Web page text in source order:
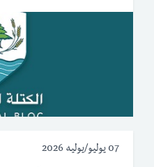
07 يوليو/يوليه 2026